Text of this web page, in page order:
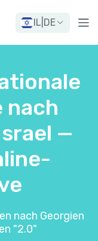
IL DE
nach
—
nach Georgien
"2.0"